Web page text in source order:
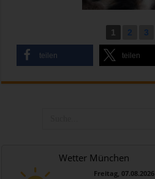
1 2 3
teilen teilen
Wetter München
Freitag, 07.08.2026